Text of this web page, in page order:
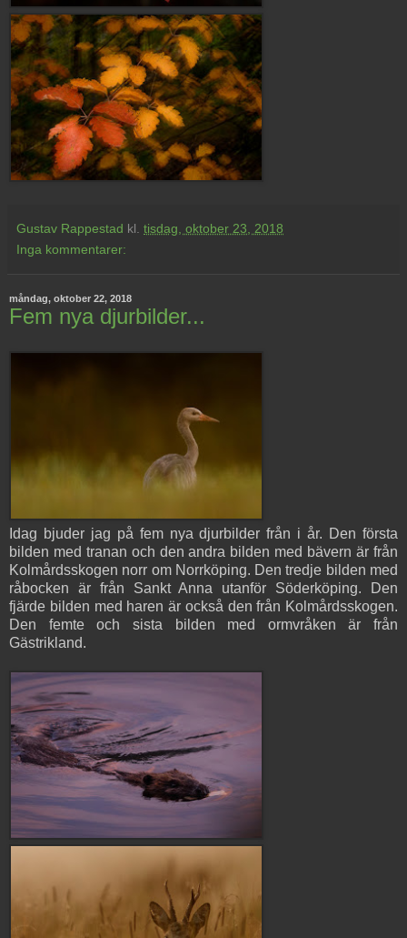
Gustav Rappestad kl. tisdag, oktober 23, 2018
Inga kommentarer:
måndag, oktober 22, 2018
Fem nya djurbilder...
Idag bjuder jag på fem nya djurbilder från i år. Den första
bilden med tranan och den andra bilden med bävern är från
Kolmårdsskogen norr om Norrköping. Den tredje bilden med
råbocken är från Sankt Anna utanför Söderköping. Den
fjärde bilden med haren är också den från Kolmårdsskogen.
Den femte och sista bilden med ormvråken är från
Gästrikland.